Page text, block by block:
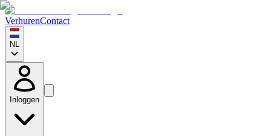
VerhurenContact
NL
Inloggen